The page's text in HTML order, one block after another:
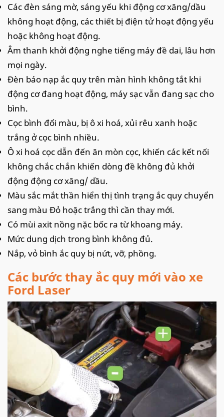
Các đèn sáng mờ, sáng yếu khi động cơ xăng/dầu
không hoạt động, các thiết bị điện tử hoạt động yếu
hoặc không hoạt động.
Âm thanh khởi động nghe tiếng máy đề dai, lâu hơn
mọi ngày.
Đèn báo nạp ắc quy trên màn hình không tắt khi
động cơ đang hoạt động, máy sạc vẫn đang sạc cho
bình.
Cọc bình đổi màu, bị ô xi hoá, xủi rêu xanh hoặc
trắng ở cọc bình nhiều.
Ô xi hoá cọc dẫn đến ăn mòn cọc, khiến các kết nối
không chắc chắn khiến dòng đề không đủ khởi
động động cơ xăng/ dầu.
Màu sắc mắt thần hiển thị tình trạng ắc quy chuyển
sang màu Đỏ hoặc trắng thì cần thay mới.
Có mùi axit nồng nặc bốc ra từ khoang máy.
Mức dung dịch trong bình không đủ.
Nắp, vỏ bình ắc quy bị nứt, vỡ, phồng.
Các bước thay ắc quy mới vào xe
Ford Laser